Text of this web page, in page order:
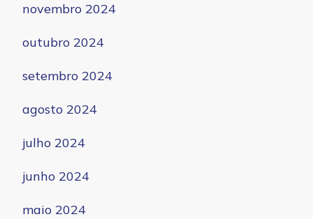
novembro 2024
outubro 2024
setembro 2024
agosto 2024
julho 2024
junho 2024
maio 2024